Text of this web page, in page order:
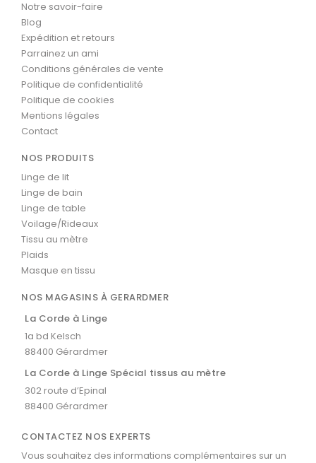
Notre savoir-faire
Blog
Expédition et retours
Parrainez un ami
Conditions générales de vente
Politique de confidentialité
Politique de cookies
Mentions légales
Contact
NOS PRODUITS
Linge de lit
Linge de bain
Linge de table
Voilage/Rideaux
Tissu au mètre
Plaids
Masque en tissu
NOS MAGASINS À GERARDMER
La Corde à Linge
1a bd Kelsch
88400 Gérardmer
La Corde à Linge Spécial tissus au mètre
302 route d’Epinal
88400 Gérardmer
CONTACTEZ NOS EXPERTS
Vous souhaitez des informations complémentaires sur un